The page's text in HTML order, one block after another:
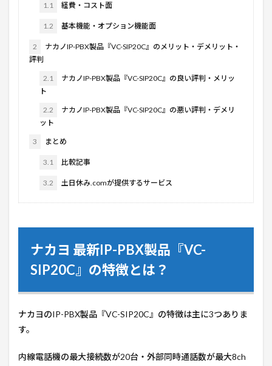
1.1 経費・コスト面
1.2 基本機能・オプション機能面
2
ナカノIP-PBX製品『VC-SIP20C』のメリット・デメリット・
評判
2.1
ナカノIP-PBX製品『VC-SIP20C』の良い評判・メリッ
ト
2.2
ナカノIP-PBX製品『VC-SIP20C』の悪い評判・デメリ
ット
3 まとめ
3.1 比較記事
3.2 土日休み.comが提供するサービス
ナカヨ 最新IP-PBX製品『VC-
SIP20C』の特徴とは？
ナカヨのIP-PBX製品『VC-SIP20C 』の特徴は主に3つありま
す。
内線電話機の最大接続数が20台・外部同時通話数が最大8ch